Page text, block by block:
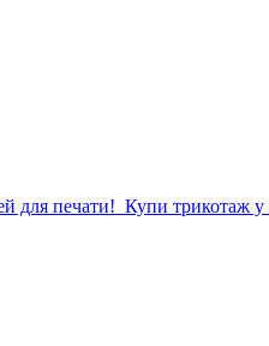
для печати! Купи трикотаж у